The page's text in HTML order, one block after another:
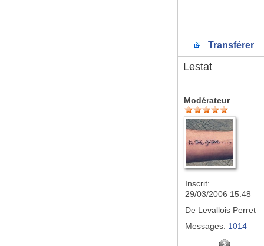
Transférer
Lestat
Modérateur
Inscrit:
29/03/2006 15:48
De Levallois Perret
Messages: 1014